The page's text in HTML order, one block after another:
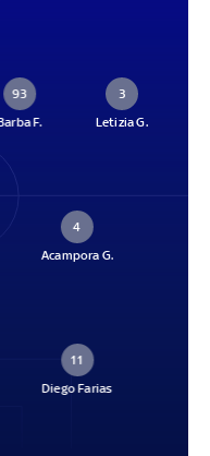
93
F.
3
Letizia G.
4
Acampora G.
11
Diego Farias